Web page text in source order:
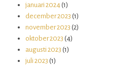
januari 2024 (1)
december 2023 (1)
november 2023 (2)
oktober 2023 (4)
augusti 2023 (1)
juli 2023 (1)